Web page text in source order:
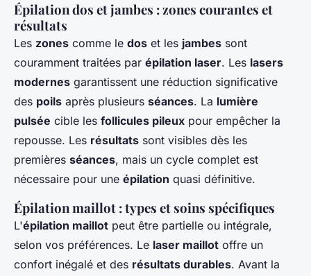
Épilation dos et jambes : zones courantes et
résultats
Les zones comme le dos et les jambes sont
couramment traitées par épilation laser. Les lasers
modernes garantissent une réduction significative
des poils après plusieurs séances. La lumière
pulsée cible les follicules pileux pour empêcher la
repousse. Les résultats sont visibles dès les
premières séances, mais un cycle complet est
nécessaire pour une épilation quasi définitive.
Épilation maillot : types et soins spécifiques
L'épilation maillot peut être partielle ou intégrale,
selon vos préférences. Le laser maillot offre un
confort inégalé et des résultats durables. Avant la